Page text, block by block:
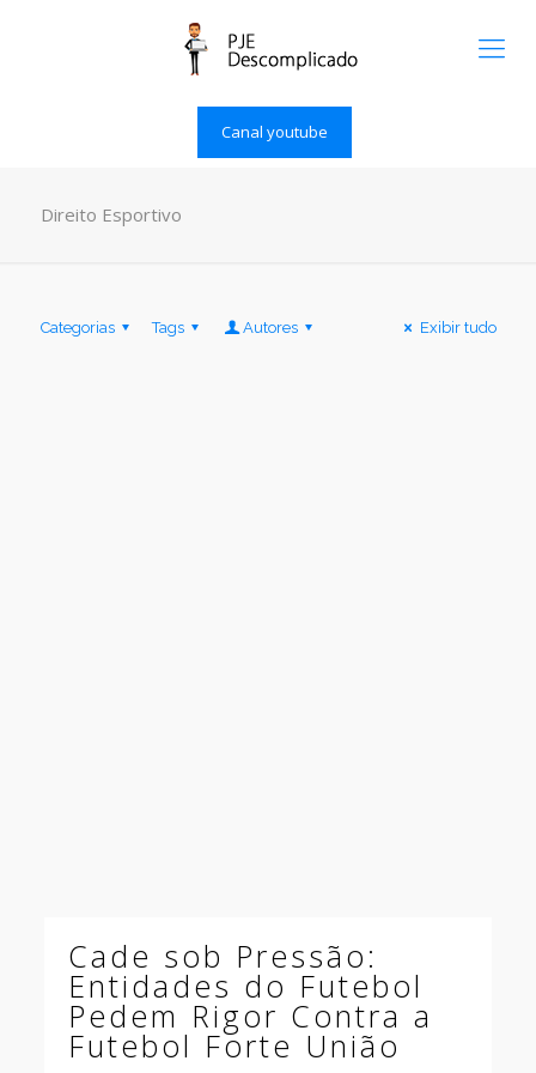
Canal youtube
Direito Esportivo
Categorias Tags Autores Exibir tudo
Cade sob Pressão:
Entidades do Futebol
Pedem Rigor Contra a
Futebol Forte União